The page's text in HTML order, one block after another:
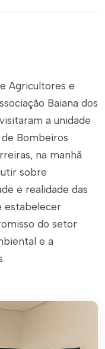
Agricultores e
Baiana dos
a unidade
Bombeiros
na manhã
sobre
e realidade das
estabelecer
do setor
e a